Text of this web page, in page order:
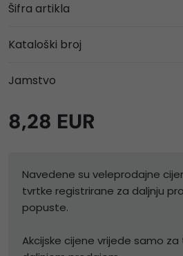
Šifra artikla
Kataloški broj
Jamstvo
8,28 EUR
Navedene su veleprodajne
tvrtke registrirane za daljnju
popuste.
Akcijske cijene vrijede samo